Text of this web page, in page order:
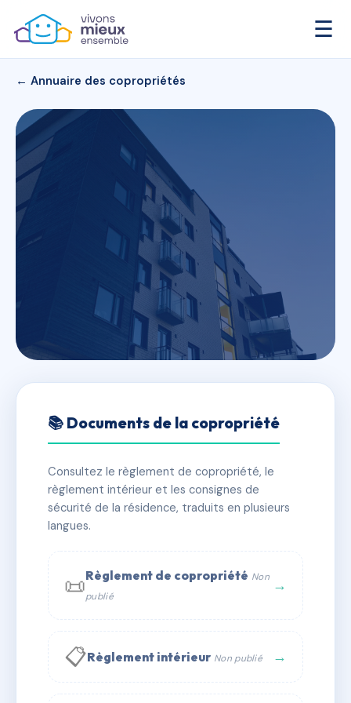
☰
← Annuaire des copropriétés
021 - 27 AVENUE DE PARIS -
3 RUE CALMETTE
📍 27A av de paris 71100 Chalon-sur-Saône
✓ Immatriculée 🏠 40 lots 🏗 1 bâtiment(s)
📞 Contacter Syndic Digital 💬 WhatsApp
✉ Email
📚 Documents de la copropriété
Consultez le règlement de copropriété, le
règlement intérieur et les consignes de
sécurité de la résidence, traduits en plusieurs
langues.
📜Règlement de copropriété Non
publié
→
📋Règlement intérieur Non publié →